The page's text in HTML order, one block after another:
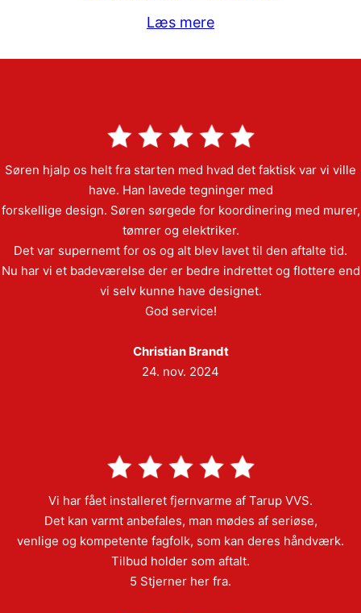
Læs mere
Søren hjalp os helt fra starten med hvad det faktisk var vi ville
have. Han lavede tegninger med
forskellige design. Søren sørgede for koordinering med murer,
tømrer og elektriker.
Det var supernemt for os og alt blev lavet til den aftalte tid.
Nu har vi et badeværelse der er bedre indrettet og flottere end
vi selv kunne have designet.
God service!
Christian Brandt
24. nov. 2024
Vi har fået installeret fjernvarme af Tarup VVS.
Det kan varmt anbefales, man mødes af seriøse,
venlige og kompetente fagfolk, som kan deres håndværk.
Tilbud holder som aftalt.
5 Stjerner her fra.